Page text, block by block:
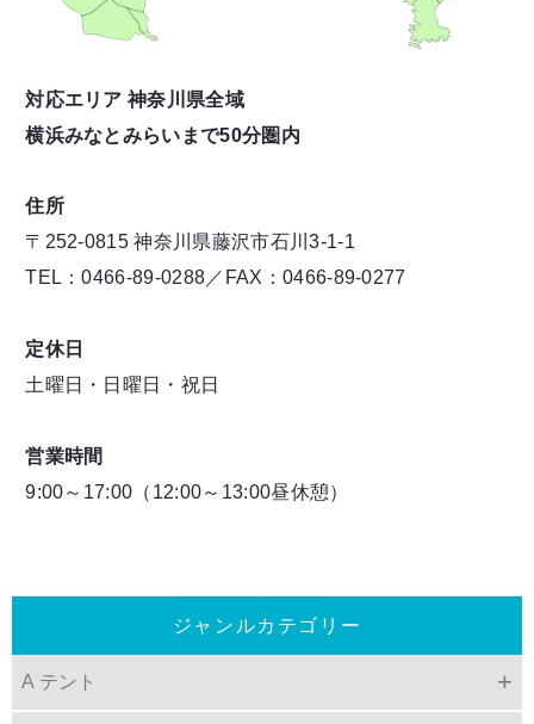
ジャンルカテゴリー
A テント
対応エリア 神奈川県全域
横浜みなとみらいまで50分圏内
住所
〒252-0815 神奈川県藤沢市石川3-1-1
TEL：0466-89-0288／FAX：0466-89-0277
定休日
土曜日・日曜日・祝日
営業時間
9:00～17:00（12:00～13:00昼休憩）